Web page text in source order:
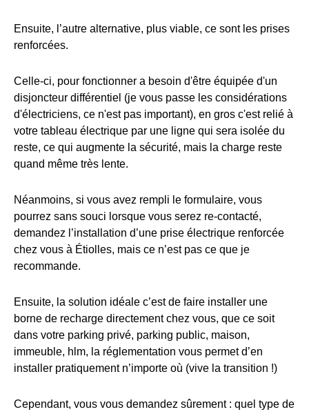
Ensuite, l’autre alternative, plus viable, ce sont les prises
renforcées.
Celle-ci, pour fonctionner a besoin d'être équipée d'un
disjoncteur différentiel (je vous passe les considérations
d'électriciens, ce n'est pas important), en gros c'est relié à
votre tableau électrique par une ligne qui sera isolée du
reste, ce qui augmente la sécurité, mais la charge reste
quand même très lente.
Néanmoins, si vous avez rempli le formulaire, vous
pourrez sans souci lorsque vous serez re-contacté,
demandez l’installation d’une prise électrique renforcée
chez vous à Étiolles, mais ce n’est pas ce que je
recommande.
Ensuite, la solution idéale c’est de faire installer une
borne de recharge directement chez vous, que ce soit
dans votre parking privé, parking public, maison,
immeuble, hlm, la réglementation vous permet d’en
installer pratiquement n’importe où (vive la transition !)
Cependant, vous vous demandez sûrement : quel type de